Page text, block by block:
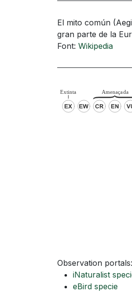
El mito común
gran parte de la
Font: Wikipedia
Observation portals:
iNaturalist
eBird specie